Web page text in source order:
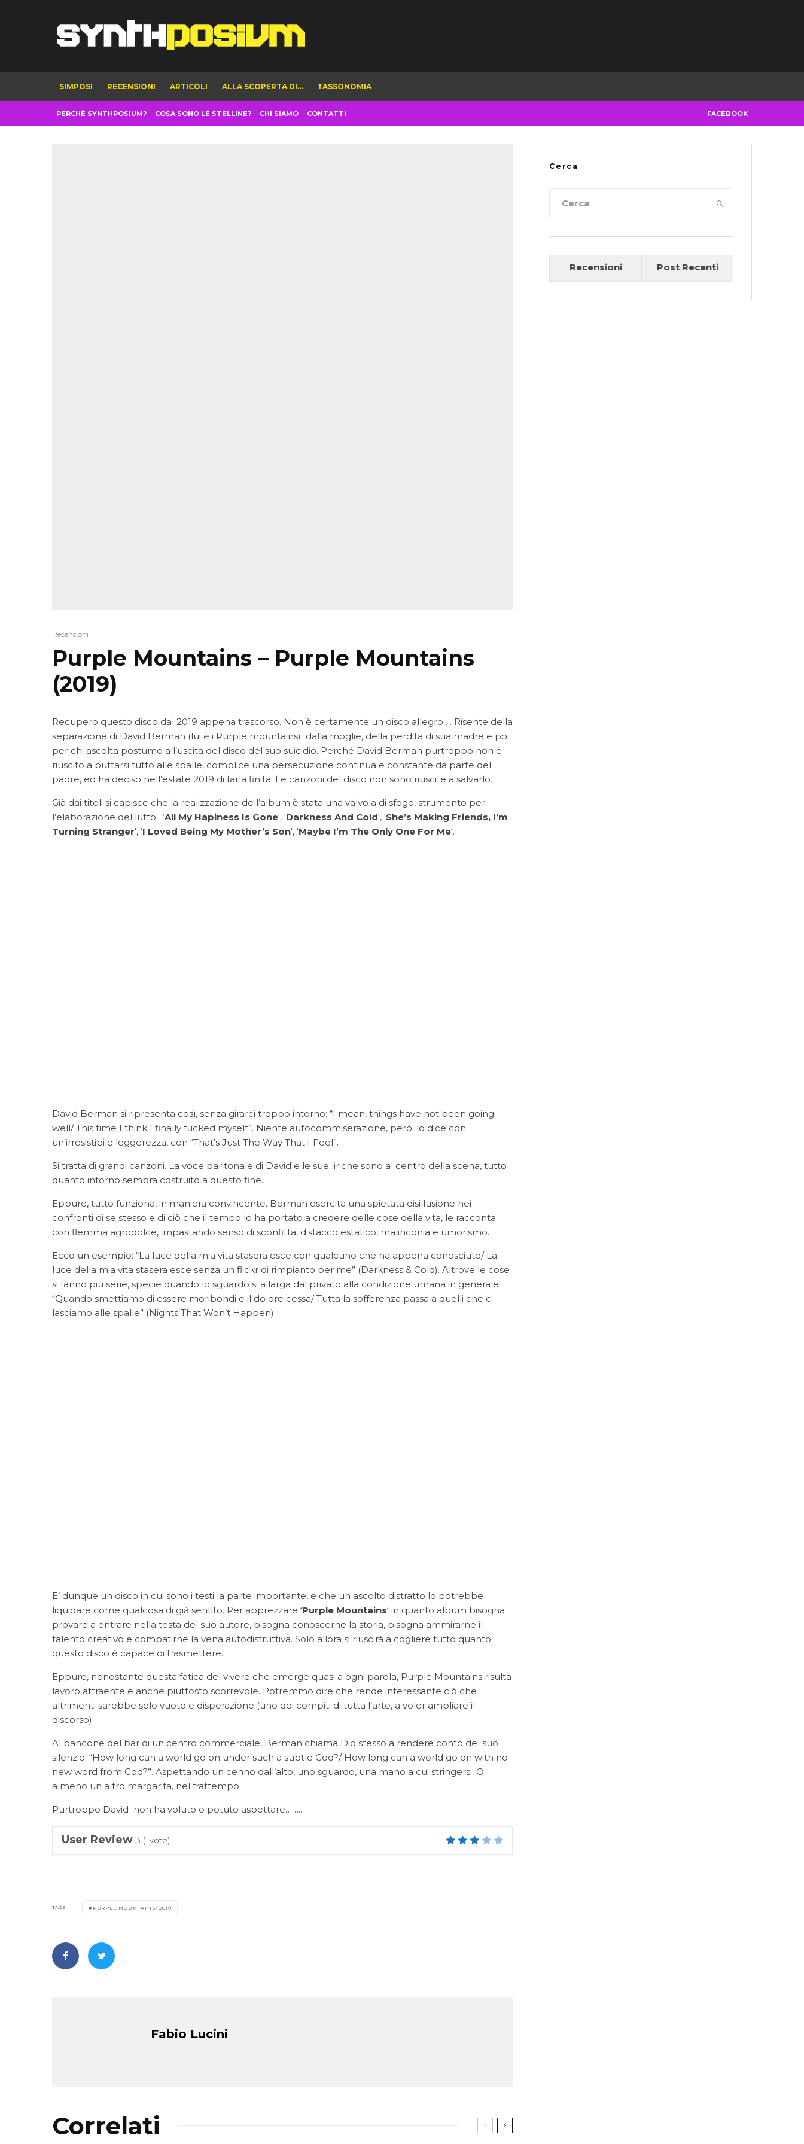
SIMPOSI RECENSIONI ARTICOLI ALLA SCOPERTA DI… TASSONOMIA
PERCHÈ SYNTHPOSIUM? COSA SONO LE STELLINE? CHI SIAMO CONTATTI FACEBOOK
Recensioni
Purple Mountains – Purple Mountains
(2019)
Recupero questo disco dal 2019 appena trascorso. Non è certamente un disco allegro…. Risente della
separazione di David Berman (lui è i Purple mountains) dalla moglie, della perdita di sua madre e poi
per chi ascolta postumo all’uscita del disco del suo suicidio. Perché David Berman purtroppo non è
riuscito a buttarsi tutto alle spalle, complice una persecuzione continua e constante da parte del
padre, ed ha deciso nell’estate 2019 di farla finita. Le canzoni del disco non sono riuscite a salvarlo.
Già dai titoli si capisce che la realizzazione dell’album è stata una valvola di sfogo, strumento per
l’elaborazione del lutto: ‘All My Hapiness Is Gone‘, ‘Darkness And Cold‘, ‘She’s Making Friends, I’m
Turning Stranger‘, ‘I Loved Being My Mother’s Son‘, ‘Maybe I’m The Only One For Me‘.
David Berman si ripresenta così, senza girarci troppo intorno: “I mean, things have not been going
well/ This time I think I finally fucked myself”. Niente autocommiserazione, però: lo dice con
un’irresistibile leggerezza, con “That’s Just The Way That I Feel”.
Si tratta di grandi canzoni. La voce baritonale di David e le sue liriche sono al centro della scena, tutto
quanto intorno sembra costruito a questo fine.
Eppure, tutto funziona, in maniera convincente. Berman esercita una spietata disillusione nei
confronti di se stesso e di ciò che il tempo lo ha portato a credere delle cose della vita, le racconta
con flemma agrodolce, impastando senso di sconfitta, distacco estatico, malinconia e umorismo.
Ecco un esempio: “La luce della mia vita stasera esce con qualcuno che ha appena conosciuto/ La
luce della mia vita stasera esce senza un flickr di rimpianto per me” (Darkness & Cold). Altrove le cose
si fanno più serie, specie quando lo sguardo si allarga dal privato alla condizione umana in generale:
“Quando smettiamo di essere moribondi e il dolore cessa/ Tutta la sofferenza passa a quelli che ci
lasciamo alle spalle” (Nights That Won’t Happen).
E’ dunque un disco in cui sono i testi la parte importante, e che un ascolto distratto lo potrebbe
liquidare come qualcosa di già sentito. Per apprezzare ‘Purple Mountains‘ in quanto album bisogna
provare a entrare nella testa del suo autore, bisogna conoscerne la storia, bisogna ammirarne il
talento creativo e compatirne la vena autodistruttiva. Solo allora si riuscirà a cogliere tutto quanto
questo disco è capace di trasmettere.
Eppure, nonostante questa fatica del vivere che emerge quasi a ogni parola, Purple Mountains risulta
lavoro attraente e anche piuttosto scorrevole. Potremmo dire che rende interessante ciò che
altrimenti sarebbe solo vuoto e disperazione (uno dei compiti di tutta l’arte, a voler ampliare il
discorso).
Al bancone del bar di un centro commerciale, Berman chiama Dio stesso a rendere conto del suo
silenzio: “How long can a world go on under such a subtle God?/ How long can a world go on with no
new word from God?”. Aspettando un cenno dall’alto, uno sguardo, una mano a cui stringersi. O
almeno un altro margarita, nel frattempo.
Purtroppo David non ha voluto o potuto aspettare……..
User Review 3 (1 vote)
TAGS PURPLE MOUNTAINS; 2019
Fabio Lucini
Correlati
Cerca
Recensioni Post Recenti